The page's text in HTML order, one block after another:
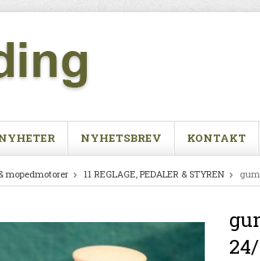
NYHETSBREV KONTAKT
mopedmotorer 11 REGLAGE, PEDALER & STYREN